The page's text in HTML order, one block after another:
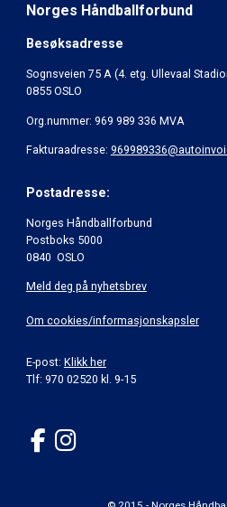
Norges Håndballforbund
Besøksadresse
Sognsveien 75 A (4. etg. Ullevaal
0855 OSLO
Org.nummer: 969 989 336 MVA
Fakturaadresse:
Postadresse:
Norges Håndballforbund
Postboks 5000
0840 OSLO
Meld deg på nyhetsbrev
Om cookies/informasjonskapsler
E-post: Klikk her
Tlf: 970 02520 kl. 9-15